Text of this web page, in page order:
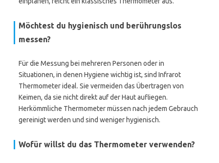
Möchtest du hygienisch und berührungslos
messen?
Für die Messung bei mehreren Personen oder in
Situationen, in denen Hygiene wichtig ist, sind Infrarot
Thermometer ideal. Sie vermeiden das Übertragen von
Keimen, da sie nicht direkt auf der Haut aufliegen.
Herkömmliche Thermometer müssen nach jedem Gebrauch
gereinigt werden und sind weniger hygienisch.
Wofür willst du das Thermometer verwenden?